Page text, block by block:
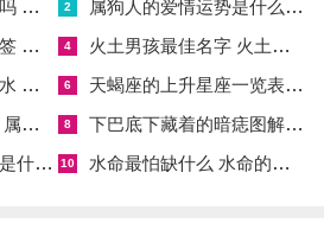
意着以智谋化解曲折，以紧密相依的
，稳住自身的气场。
水 2 属狗人的爱情运势是什么意思 属狗的人爱情观
全 4 火土男孩最佳名字 火土属性的字男孩名字有哪些
思 6 天蝎座的上升星座一览表 天蝎座的上升星座查询
情观 8 下巴底下藏着的暗痣图解 下巴尖底下有痣代表什么
么生肖 10 水命最怕缺什么 水命的人忌什么